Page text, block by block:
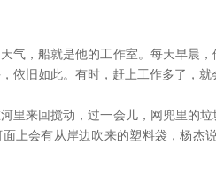
，船就是他的工作室。每天早晨，
依旧如此。有时，赶上工作多了，就
来回搅动，过一会儿，网兜里的垃
上会有从岸边吹来的塑料袋，杨杰